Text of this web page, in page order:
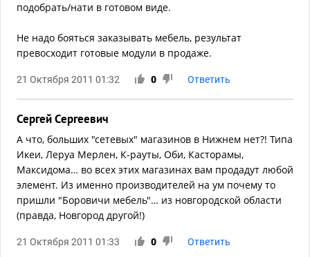
подобрать/нати в готовом виде.
Не надо бояться заказывать мебель, результат
превосходит готовые модули в продаже.
21 Октября 2011 01:32 0 Ответить
Сергей Сергеевич
А что, больших "сетевых" магазинов в Нижнем нет?! Типа
Икеи, Леруа Мерлен, К-рауты, Оби, Касторамы,
Максидома… во всех этих магазинах вам продадут любой
элемент. Из именно производителей на ум почему то
пришли "Боровичи мебель"… из новгородской области
(правда, Новгород другой!)
21 Октября 2011 01:33 0 Ответить